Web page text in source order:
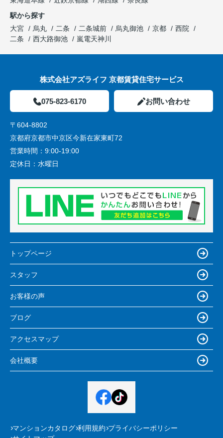
駅から探す
大宮
烏丸 二条 二条城前 烏丸御池 京都
西院
二条
西大路御池 嵐電天神川
株式会社アズライフ 京都賃貸住宅サービス
075-823-6170 お問い合わせ
〒604-8802
京都府京都市中京区今新在家東町72
営業時間： 9:00-19:00
定休日： 水曜日
トップページ
スタッフ
お客様の声
ブログ
アクセスマップ
会社概要
マンションカタログ 利用規約 プライバシーポリシー